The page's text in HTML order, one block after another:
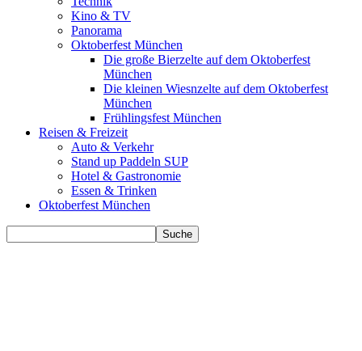
Kino & TV
Panorama
Oktoberfest München
Die große Bierzelte auf dem Oktoberfest
München
Die kleinen Wiesnzelte auf dem Oktoberfest
München
Frühlingsfest München
Reisen & Freizeit
Auto & Verkehr
Stand up Paddeln SUP
Hotel & Gastronomie
Essen & Trinken
Oktoberfest München